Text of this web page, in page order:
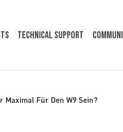
Technical support
Maximal Für Den W9 Sein?